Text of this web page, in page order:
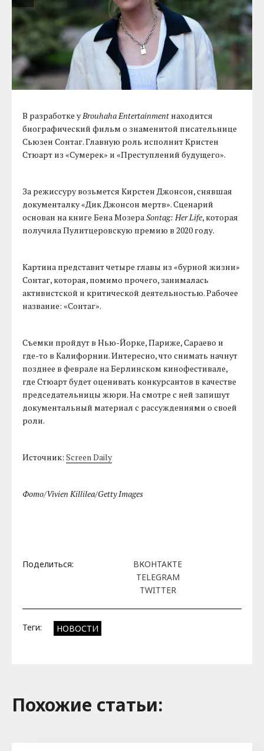
В разработке уBrouhaha Entertainment находится
биографический фильм о знаменитой писательнице
Сьюзен Сонтаг. Главную роль исполнит Кристен
Стюарт из «Сумерек» и «Преступлений будущего».
За режиссуру возьмется Кирстен Джонсон, снявшая
документалку «Дик Джонсон мертв». Сценарий
основан на книге Бена МозераSontag: Her Life, которая
получила Пулитцеровскую премию в 2020 году.
Картина представит четыре главы из «бурной жизни»
Сонтаг, которая, помимо прочего, занималась
активистской и критической деятельностью. Рабочее
название: «Сонтаг».
Съемки пройдут в Нью-Йорке, Париже, Сараево и
где-то в Калифорнии. Интересно, что снимать начнут
позднее в феврале на Берлинском кинофестивале,
где Стюарт будет оценивать конкурсантов в качестве
председательницы жюри. На смотре с ней запишут
документальный материал с рассуждениями о своей
роли.
Источник:Screen Daily
Фото/Vivien Killilea/Getty Images
Поделиться:
ВКОНТАКТЕ
TELEGRAM
TWITTER
Теги: НОВОСТИ
Похожие cтатьи: